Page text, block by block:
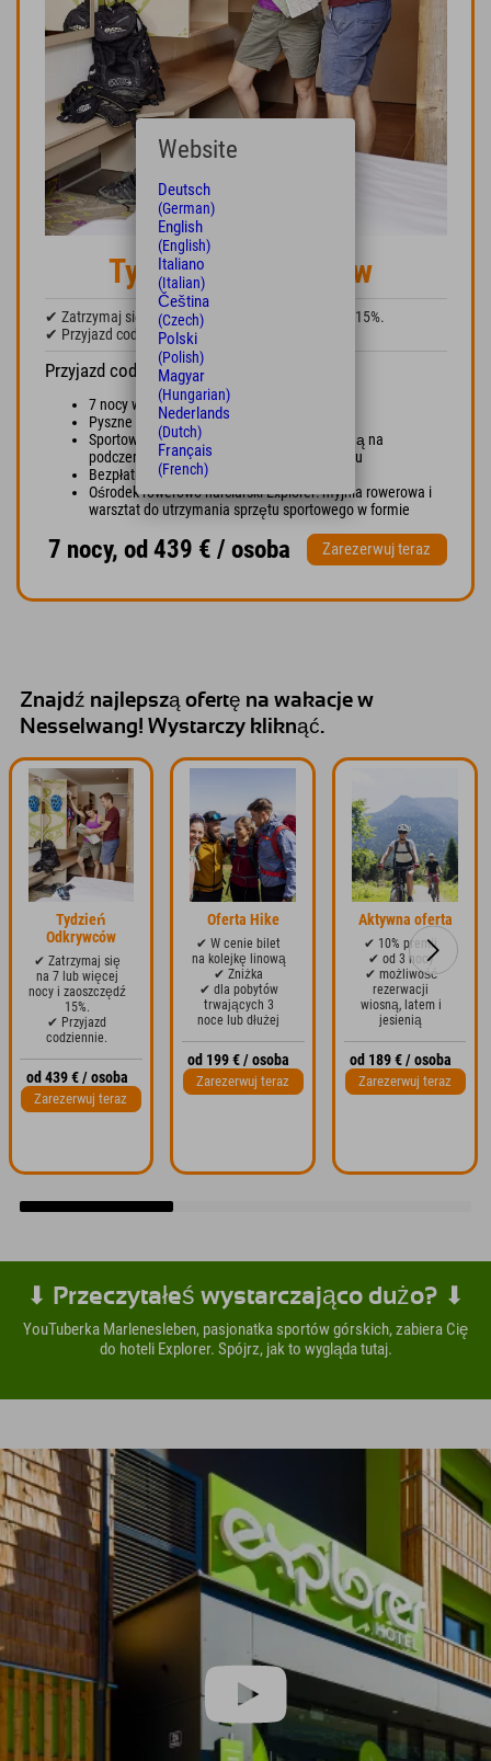
Tydzień Odkrywców
✔ Zatrzymaj się na 7 lub więcej nocy i zaoszczędź 15%.
✔ Przyjazd codziennie.
Przyjazd codziennie
7 nocy w stylowym, designerskim pokoju
Pyszne śniadanie w formie bufetu
Sportowe spa z sauną, łaźnią parową, kabiną na
podczerwień, strefą fitness i pokojem relaksu
Bezpłatne Wi-Fi w całym hotelu
Ośrodek rowerowo-narciarski Explorer: myjnia rowerowa i
warsztat do utrzymania sprzętu sportowego w formie
7 nocy, od 439 € / osoba Zarezerwuj teraz
Znajdź najlepszą ofertę na wakacje w
Nesselwang! Wystarczy kliknąć.
Tydzień
Odkrywców
✔ Zatrzymaj się
na 7 lub więcej
nocy i zaoszczędź
15%.
✔ Przyjazd
codziennie.
od 439 € / osoba
Zarezerwuj teraz
Oferta Hike
✔ W cenie bilet
na kolejkę linową
✔ Zniżka
✔ dla pobytów
trwających 3
noce lub dłużej
od 199 € / osoba
Zarezerwuj teraz
Aktywna oferta
✔ 10% premii
✔ od 3 nocy
✔ możliwość
rezerwacji
wiosną, latem i
jesienią
od 189 € / osoba
Zarezerwuj teraz
⬇ Przeczytałeś wystarczająco dużo? ⬇
YouTuberka Marlenesleben, pasjonatka sportów górskich, zabiera Cię
do hoteli Explorer. Spójrz, jak to wygląda tutaj.
Website
Deutsch
(German)
English
(English)
Italiano
(Italian)
Čeština
(Czech)
Polski
(Polish)
Magyar
(Hungarian)
Nederlands
(Dutch)
Français
(French)